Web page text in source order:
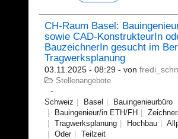
CH-Raum Basel:
sowie CAD-KonstrukteurIn
BauzeichnerIn gesucht im
Tragwerksplanung
03.11.2025 - 08:29 - von
Stellenangebote
Schweiz Basel
Bauingenieurbüro
Bauingenieur/in ETH/FH
Tragwerksplanung
Hochbau
Oder
Teilzeit